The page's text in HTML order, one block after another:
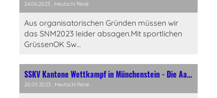
24.06.2023 , Heutschi René
Aus organisatorischen Gründen müssen wir
das SNM2023 leider absagen.Mit sportlichen
GrüssenOK Sw...
SSKV Kantone Wettkampf in Münchenstein - Die Aargauer müssen in die Kategorie B absteigen
20.05.2023 , Heutschi René